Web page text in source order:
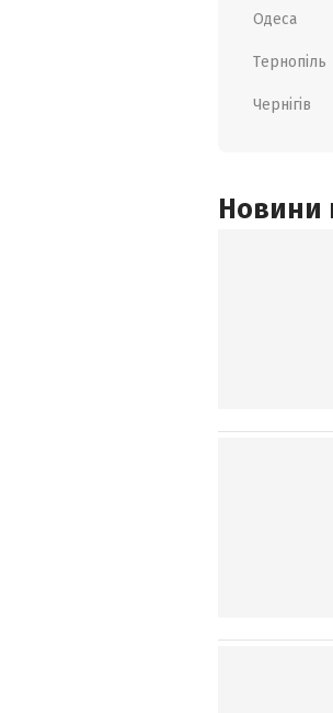
Одеса
Тернопіль
Чернігів
Новини